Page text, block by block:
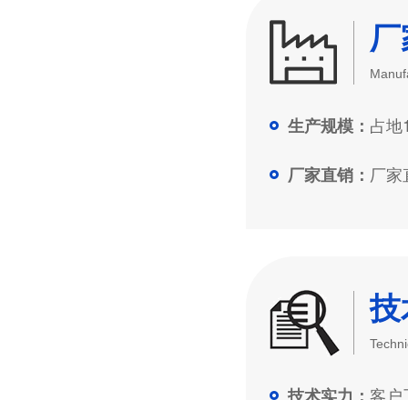
生产规模： 占地
厂家直销： 厂家
客户